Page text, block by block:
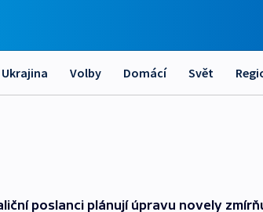
Ukrajina Volby Domácí Svět
poslanci plánují úpravu novely